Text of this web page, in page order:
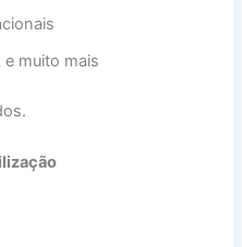
e muito mais